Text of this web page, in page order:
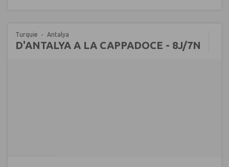
Turquie Antalya
D'ANTALYA A LA CAPPADOCE - 8J/7N